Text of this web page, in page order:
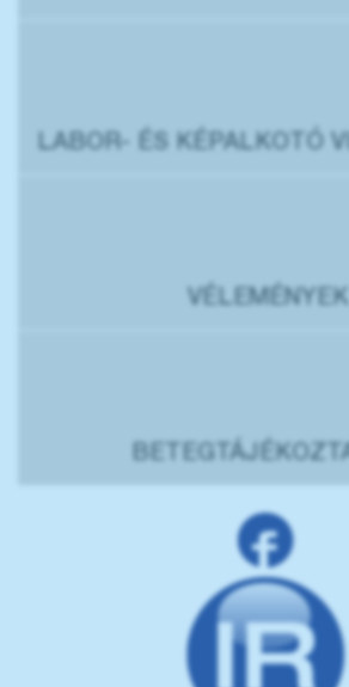
LABOR- ÉS KÉPALKOTÓ
VÉLEMÉNYEK